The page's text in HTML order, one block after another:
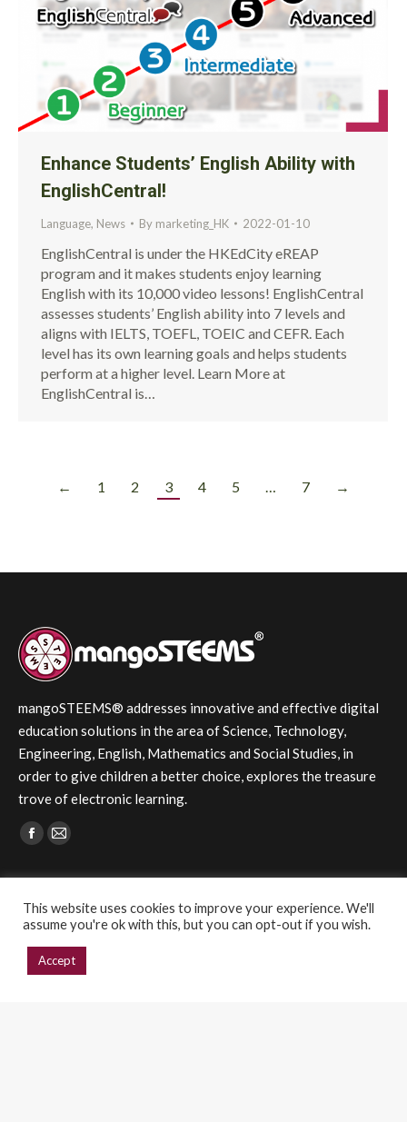
Enhance Students’ English Ability with
EnglishCentral!
Language, News By marketing_HK 2022-01-10
EnglishCentral is under the HKEdCity eREAP
program and it makes students enjoy learning
English with its 10,000 video lessons! EnglishCentral
assesses students’ English ability into 7 levels and
aligns with IELTS, TOEFL, TOEIC and CEFR. Each
level has its own learning goals and helps students
perform at a higher level. Learn More at
EnglishCentral is…
← 1 2 3 4 5 … 7 →
mangoSTEEMS® addresses innovative and effective digital
education solutions in the area of Science, Technology,
Engineering, English, Mathematics and Social Studies, in
order to give children a better choice, explores the treasure
trove of electronic learning.
Find us on:
Facebook
in
window
Mail
in
window
Email:
marketing@mangosteems.hk
This website uses cookies to improve your experience. We'll
assume you're ok with this, but you can opt-out if you wish.
Accept